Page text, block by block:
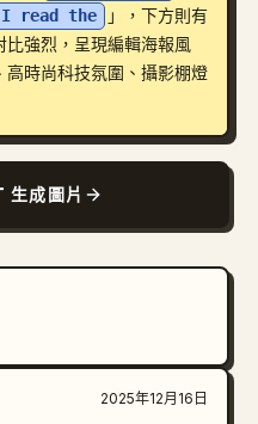
I read the
」，下方則有
強烈，呈現編輯海報風
時尚科技氛圍、攝影棚燈
生成圖片
2025年12月16日